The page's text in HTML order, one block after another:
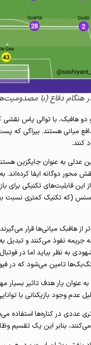
مدافع میانی هستند.
کنند.
عدلی به عنوان جایگزین
محور دوگانه ایفا کرده‌اند.
این قابلیت‌های تکنیکی
(که تکنیک کمتری نسبت
نفوذ می‌کنند و تبدیل
تامین می‌شود که در
عنوان یار هدف تاثیر
عدم وجود بازیکنانی با
عددی در کناره‌ها استفاده
بنابر این یک تقسیم